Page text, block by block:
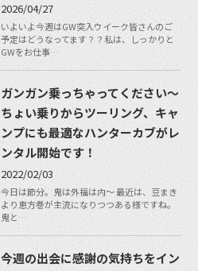
2026/04/27
いよいよ今週はGW突入ウイーク皆さんのご
予定はどうなってます？？私は、しっかりと
GWをお仕事…
ガンガン乗っちゃってください〜
ちょい乗りからツーリング、キャ
ンプにも最適なハンターカブがレ
ンタル開始です！
2022/02/03
今日は節分。鬼は外福は内〜 最近は、豆まき
より恵方巻が主流になりつつある様ですね。
鬼と…
今週の出会に感謝の気持ちをイン